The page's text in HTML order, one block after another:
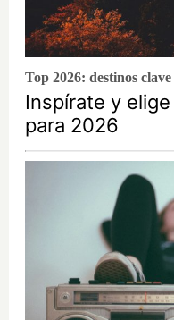
Top 2026: destinos clave
Inspírate y
para 2026